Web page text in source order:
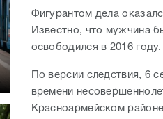
Фигурантом дела
Известно, что мужчина
освободился в 2016 году.
По версии следствия, 6
времени
Красноармейском